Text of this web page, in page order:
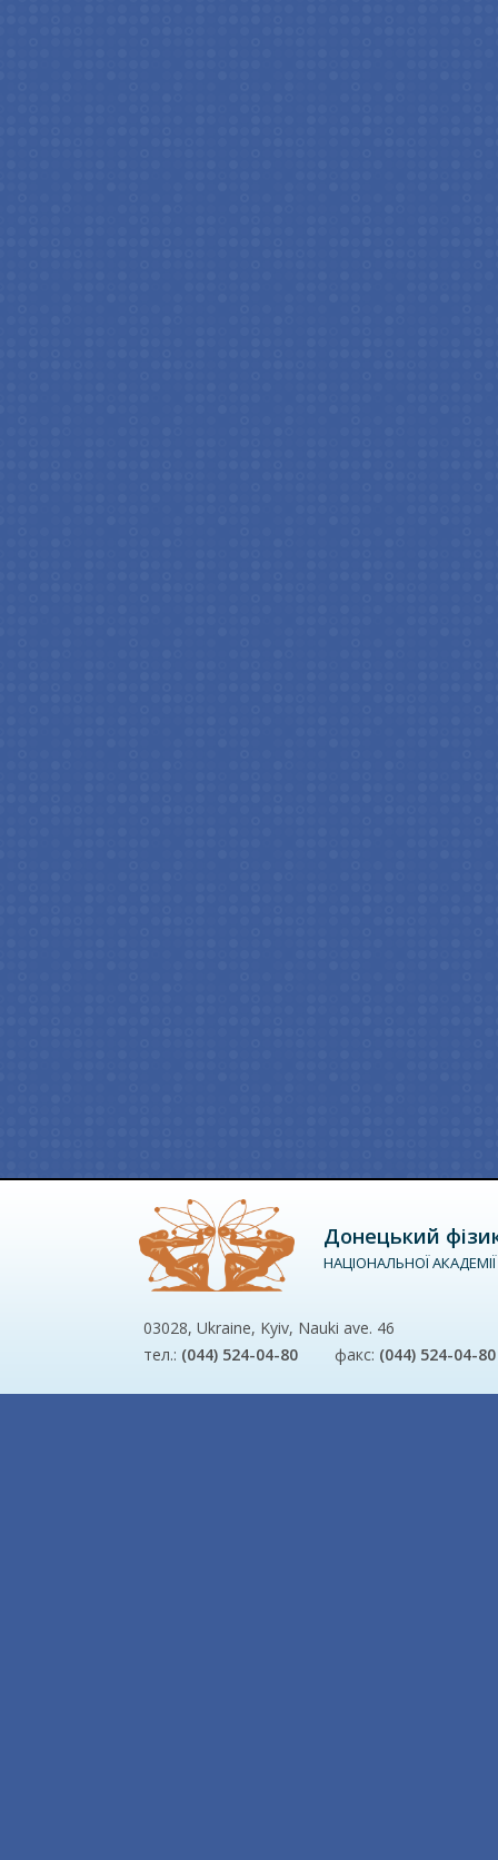
Донецький
НАЦІОНАЛЬНОЇ
03028, Ukraine, Kyiv, Nauki ave. 46
тел.: (044) 524-04-80 факс: (044) 524-04-80